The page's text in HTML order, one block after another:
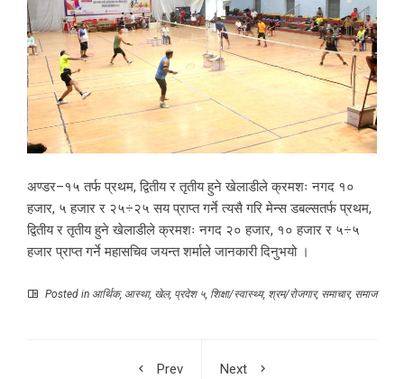
अण्डर–१५ तर्फ प्रथम, द्वितीय र तृतीय हुने खेलाडीले क्रमशः नगद १०
हजार, ५ हजार र २५÷२५ सय प्राप्त गर्ने त्यसै गरि मेन्स डबल्सतर्फ प्रथम,
द्वितीय र तृतीय हुने खेलाडीले क्रमशः नगद २० हजार, १० हजार र ५÷५
हजार प्राप्त गर्ने महासचिव जयन्त शर्माले जानकारी दिनुभयो ।
Posted in आर्थिक, आस्था, खेल, प्रदेश ५, शिक्षा/स्वास्थ्य, श्रम/रोजगार, समाचार, समाज
Prev
Next